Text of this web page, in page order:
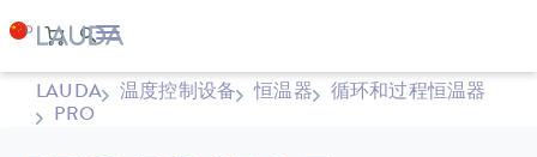
LAUDA 温度控制设备 恒温器
循环和过程恒温器
PRO